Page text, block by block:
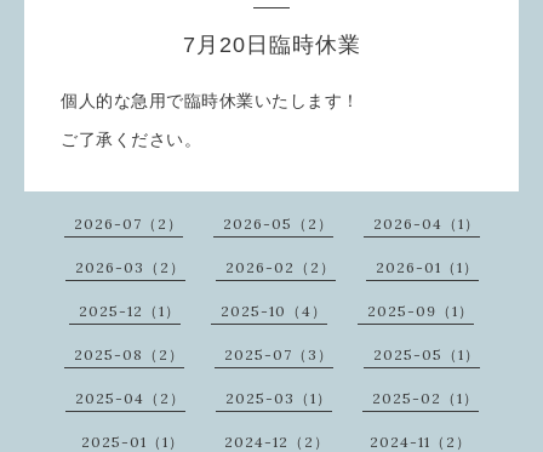
7月20日臨時休業
個人的な急用で臨時休業いたします！
ご了承ください。
2026-07（2） 2026-05（2） 2026-04（1）
2026-03（2） 2026-02（2） 2026-01（1）
2025-12（1） 2025-10（4） 2025-09（1）
2025-08（2） 2025-07（3） 2025-05（1）
2025-04（2） 2025-03（1） 2025-02（1）
2025-01（1） 2024-12（2） 2024-11（2）